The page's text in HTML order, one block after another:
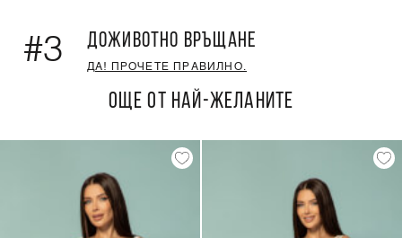
#3 ДОЖИВОТНО ВРЪЩАНЕ
ДА! ПРОЧЕТЕ ПРАВИЛНО.
ОЩЕ ОТ НАЙ-ЖЕЛАНИТЕ